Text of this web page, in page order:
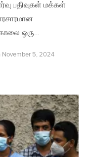
பதிவுகள் மக்கள்
ஒரு…
November 5, 2024